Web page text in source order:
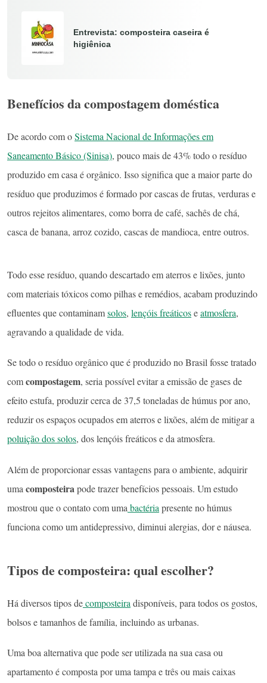
Entrevista: composteira caseira é
higiênica
Benefícios da compostagem doméstica
De acordo com oSistema Nacional de Informações em
Saneamento Básico (Sinisa), pouco mais de 43% todo o resíduo
produzido em casa é orgânico. Isso significa que a maior parte do
resíduo que produzimos é formado por cascas de frutas, verduras e
outros rejeitos alimentares, como borra de café, sachês de chá,
casca de banana, arroz cozido, cascas de mandioca, entre outros.
Todo esse resíduo, quando descartado em aterros e lixões, junto
com materiais tóxicos como pilhas e remédios, acabam produzindo
efluentes que contaminamsolos, lençóis freáticoseatmosfera,
agravando a qualidade de vida.
Se todo o resíduo orgânico que é produzido no Brasil fosse tratado
comcompostagem, seria possível evitar a emissão de gases de
efeito estufa, produzir cerca de 37,5 toneladas de húmus por ano,
reduzir os espaços ocupados em aterros e lixões, além de mitigar a
poluição dos solos, dos lençóis freáticos e da atmosfera.
Além de proporcionar essas vantagens para o ambiente, adquirir
uma composteira pode trazer benefícios pessoais. Um estudo
mostrou que o contato com uma bactéria presente no húmus
funciona como um antidepressivo, diminui alergias, dor e náusea.
Tipos de composteira: qual escolher?
Há diversos tipos decomposteira disponíveis, para todos os gostos,
bolsos e tamanhos de família, incluindo as urbanas.
Uma boa alternativa que pode ser utilizada na sua casa ou
apartamento é composta por uma tampa e três ou mais caixas